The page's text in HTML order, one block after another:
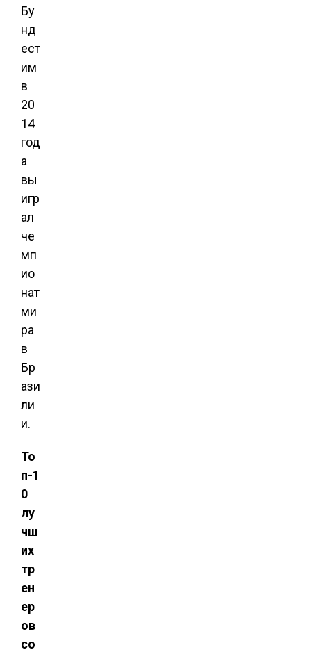
Бу
нд
ест
им
в
20
14
год
а
вы
игр
ал
че
мп
ио
нат
ми
ра
в
Бр
ази
ли
и.
То
п-1
0
лу
чш
их
тр
ен
ер
ов
со